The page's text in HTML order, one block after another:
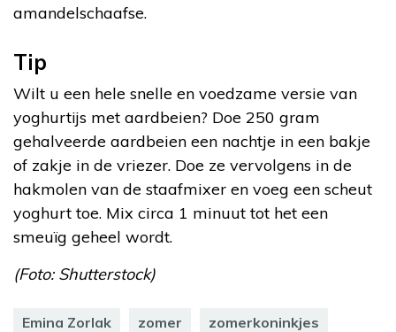
amandelschaafse.
Tip
Wilt u een hele snelle en voedzame versie van
yoghurtijs met aardbeien? Doe 250 gram
gehalveerde aardbeien een nachtje in een bakje
of zakje in de vriezer. Doe ze vervolgens in de
hakmolen van de staafmixer en voeg een scheut
yoghurt toe. Mix circa 1 minuut tot het een
smeuïg geheel wordt.
(Foto: Shutterstock)
Emina Zorlak zomer zomerkoninkjes